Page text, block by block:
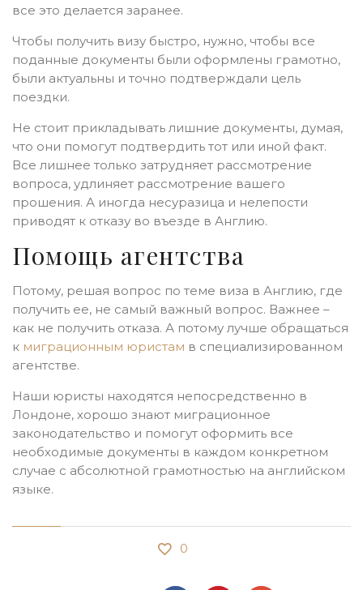
все это делается заранее.
Чтобы получить визу быстро, нужно, чтобы все
поданные документы были оформлены грамотно,
были актуальны и точно подтверждали цель
поездки.
Не стоит прикладывать лишние документы, думая,
что они помогут подтвердить тот или иной факт.
Все лишнее только затрудняет рассмотрение
вопроса, удлиняет рассмотрение вашего
прошения. А иногда несуразица и нелепости
приводят к отказу во въезде в Англию.
Помощь агентства
Потому, решая вопрос по теме виза в Англию, где
получить ее, не самый важный вопрос. Важнее –
как не получить отказа. А потому лучше обращаться
к миграционным юристам в специализированном
агентстве.
Наши юристы находятся непосредственно в
Лондоне, хорошо знают миграционное
законодательство и помогут оформить все
необходимые документы в каждом конкретном
случае с абсолютной грамотностью на английском
языке.
0